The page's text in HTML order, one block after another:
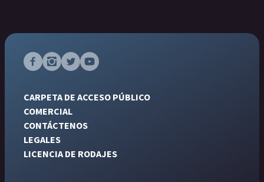
CARPETA DE ACCESO PÚBLICO
COMERCIAL
CONTÁCTENOS
LEGALES
LICENCIA DE RODAJES